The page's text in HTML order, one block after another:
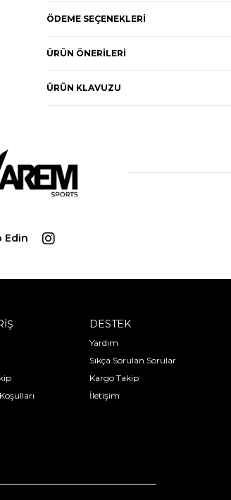
ÖDEME SEÇENEKLERI
ÜRÜN ÖNERILERI
ÜRÜN KLAVUZU
Edin
DESTEK
Yardım
Sıkça Sorulan Sorular
Kargo Takip
İletişim